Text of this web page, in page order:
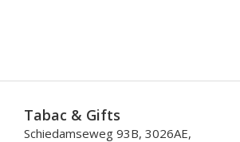
Tabac & Gifts
Schiedamseweg 93B, 3026AE,